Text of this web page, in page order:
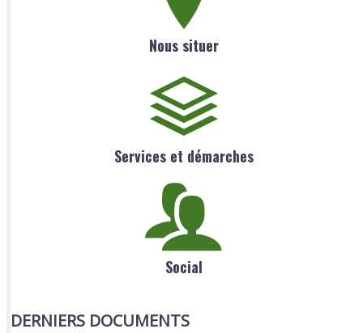
Nous situer
Services et démarches
Social
DERNIERS DOCUMENTS